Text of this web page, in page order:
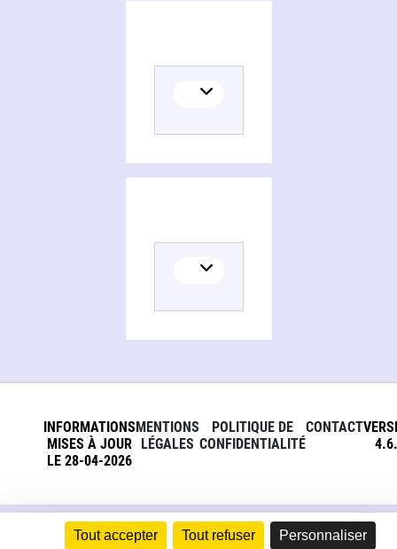
Tout accepter Tout refuser Personnaliser
INFORMATIONS
MISES À JOUR
LE 28-04-2026
MENTIONS
LÉGALES
POLITIQUE DE
CONFIDENTIALITÉ
CONTACT